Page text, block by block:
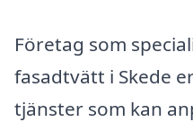
Företag som
fasadtvätt i Skede
tjänster som kan